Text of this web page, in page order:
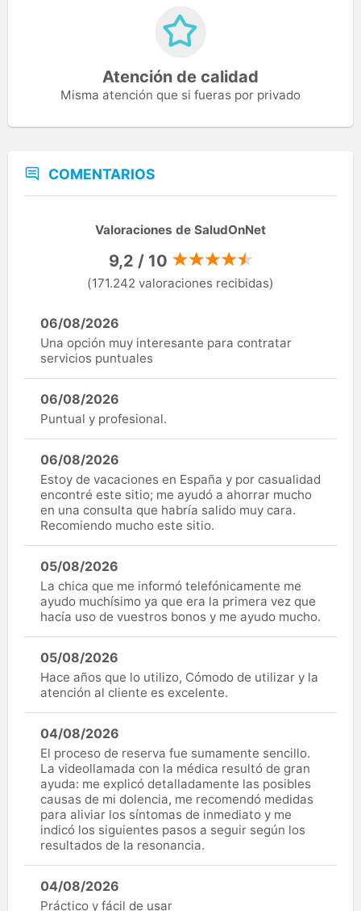
Atención de calidad
Misma atención que si fueras por privado
COMENTARIOS
Valoraciones de SaludOnNet
9,2 / 10
(171.242 valoraciones recibidas)
06/08/2026
Una opción muy interesante para contratar
servicios puntuales
06/08/2026
Puntual y profesional.
06/08/2026
Estoy de vacaciones en España y por casualidad
encontré este sitio; me ayudó a ahorrar mucho
en una consulta que habría salido muy cara.
Recomiendo mucho este sitio.
05/08/2026
La chica que me informó telefónicamente me
ayudo muchísimo ya que era la primera vez que
hacía uso de vuestros bonos y me ayudo mucho.
05/08/2026
Hace años que lo utilizo, Cómodo de utilizar y la
atención al cliente es excelente.
04/08/2026
El proceso de reserva fue sumamente sencillo.
La videollamada con la médica resultó de gran
ayuda: me explicó detalladamente las posibles
causas de mi dolencia, me recomendó medidas
para aliviar los síntomas de inmediato y me
indicó los siguientes pasos a seguir según los
resultados de la resonancia.
04/08/2026
Práctico y fácil de usar